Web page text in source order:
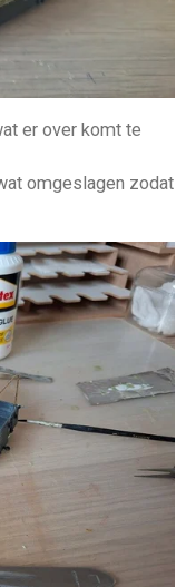
er over komt te
omgeslagen zodat